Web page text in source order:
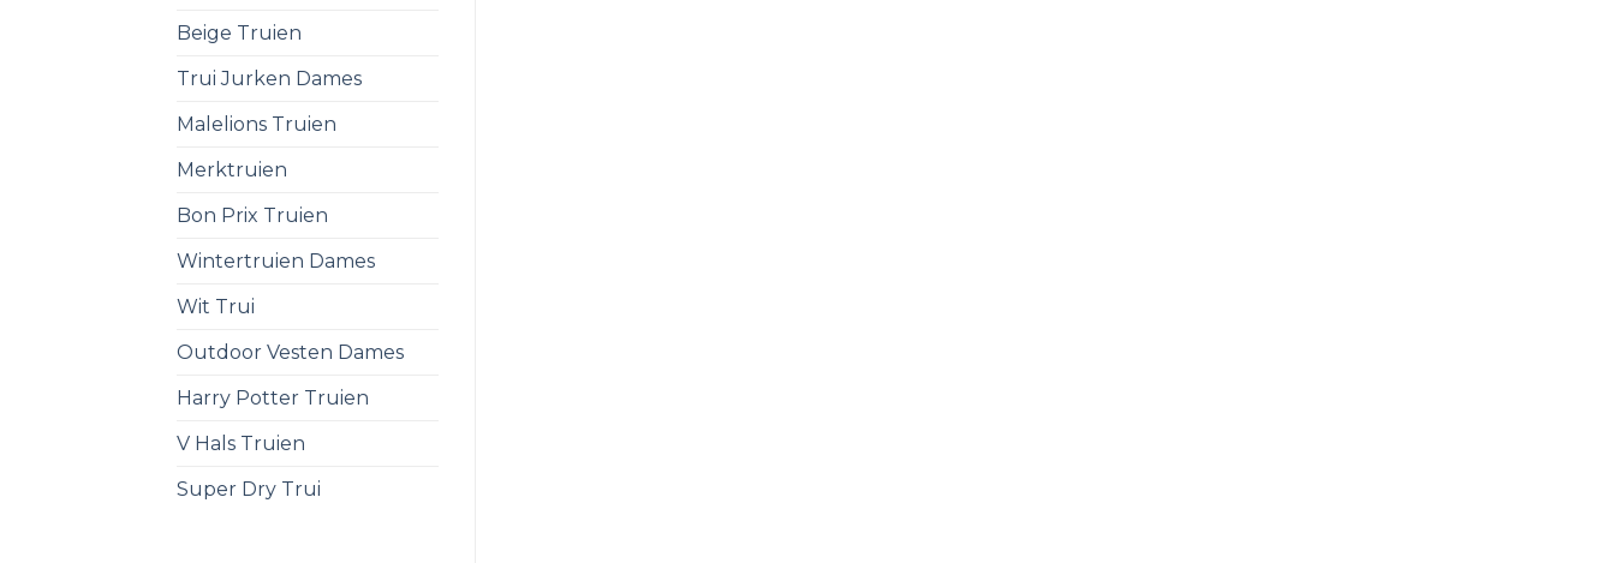
Beige Truien
Trui Jurken Dames
Malelions Truien
Merktruien
Bon Prix Truien
Wintertruien Dames
Wit Trui
Outdoor Vesten Dames
Harry Potter Truien
V Hals Truien
Super Dry Trui